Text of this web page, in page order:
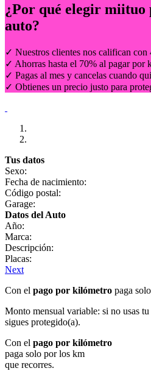
¿Por qué elegir miituo
auto?
✓ Nuestros clientes nos califican con
✓ Ahorras hasta el 70% al pagar por
✓ Pagas al mes y cancelas cuando
✓ Obtienes un precio justo para
Tus datos
Sexo:
Fecha de nacimiento:
Código postal:
Garage:
Datos del Auto
Año:
Marca:
Descripción:
Placas:
Next
Con el pago por kilómetro paga
Monto mensual variable: si no usas
sigues protegido(a).
Con el pago por kilómetro
paga solo por los km
que recorres.